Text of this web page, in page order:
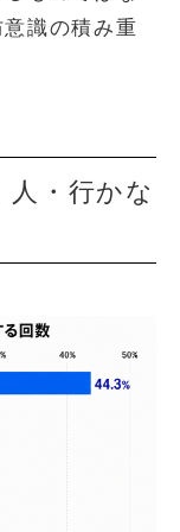
識の積み重
人・行かな